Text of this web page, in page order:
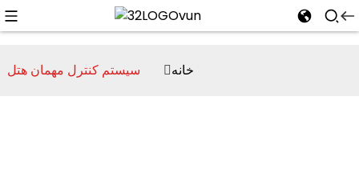
خانه سیستم کنترل مهمان هتل